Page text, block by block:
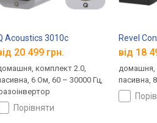
Acoustics 3010c
20 499 грн.
комплект 2.0,
6 Ом, 60 – 30000 Гц,
порівняти
Revel
від 18
домашня,
пасивна,